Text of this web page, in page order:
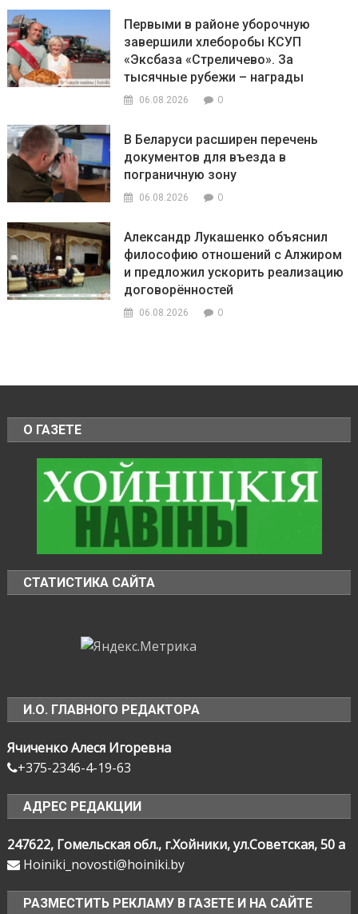
Первыми в районе уборочную
завершили хлеборобы КСУП
«Эксбаза «Стреличево». За
тысячные рубежи – награды
06.08.2026 0
В Беларуси расширен перечень
документов для въезда в
пограничную зону
06.08.2026 0
Александр Лукашенко объяснил
философию отношений с Алжиром
и предложил ускорить реализацию
договорённостей
06.08.2026 0
О ГАЗЕТЕ
СТАТИСТИКА САЙТА
И.О. ГЛАВНОГО РЕДАКТОРА
Ячиченко Алеся Игоревна
+375-2346-4-19-63
АДРЕС РЕДАКЦИИ
247622, Гомельская обл., г.Хойники, ул.Советская, 50 а
Hoiniki_novosti@hoiniki.by
РАЗМЕСТИТЬ РЕКЛАМУ В ГАЗЕТЕ И НА САЙТЕ